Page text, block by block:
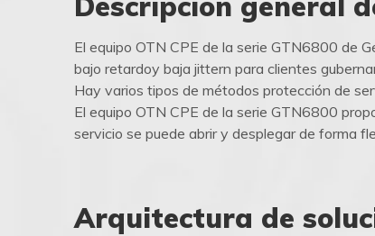
El equipo OTN CPE de la serie GTN6800 de
bajo retardoy baja jittern para clientes
Hay varios tipos de métodos protección de
El equipo OTN CPE de la serie GTN6800
servicio se puede abrir y desplegar de forma
Arquitectura de